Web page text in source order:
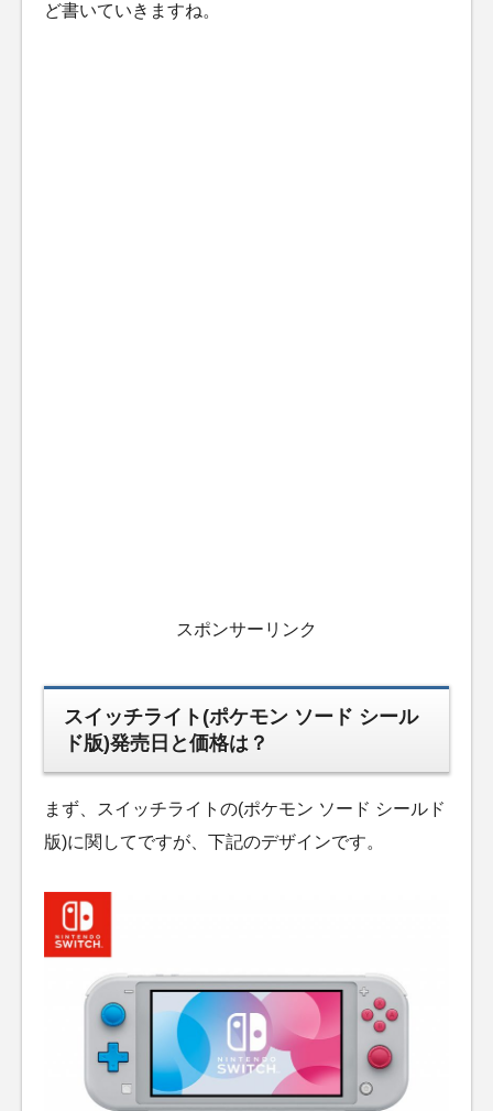
ど書いていきますね。
スポンサーリンク
スイッチライト(ポケモン ソード シール
ド版)発売日と価格は？
まず、スイッチライトの(ポケモン ソード シールド
版)に関してですが、下記のデザインです。